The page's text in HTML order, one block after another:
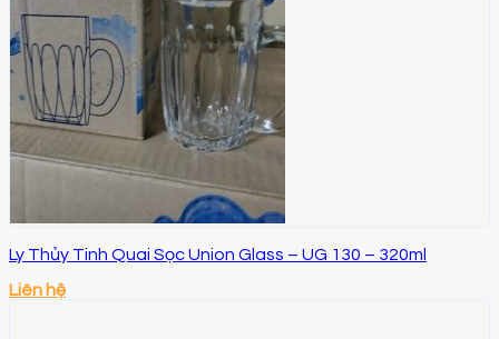
Ly Thủy Tinh Quai Sọc Union Glass – UG 130 – 320ml
Liên hệ